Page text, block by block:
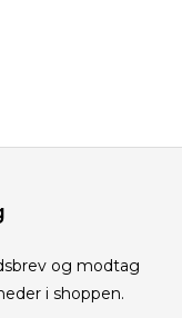
og modtag
i shoppen.